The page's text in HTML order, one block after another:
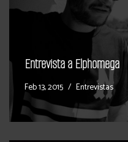
Entrevista a Elphomega
Feb 13, 2015 Entrevistas